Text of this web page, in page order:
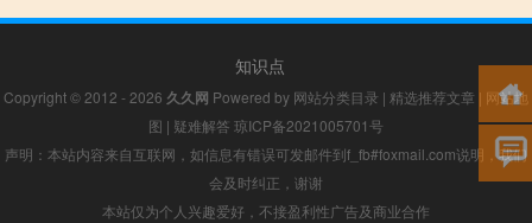
知识点
Copyright © 2012 - 2026 久久网 Powered by 网站分类目录 | 精选推荐文章 | 网站地
图 | 疑难解答 琼ICP备2021005701号
声明：本站内容来自互联网，如信息有错误可发邮件到f_fb#foxmail.com说明，我们
会及时纠正，谢谢
本站仅为个人兴趣爱好，不接盈利性广告及商业合作